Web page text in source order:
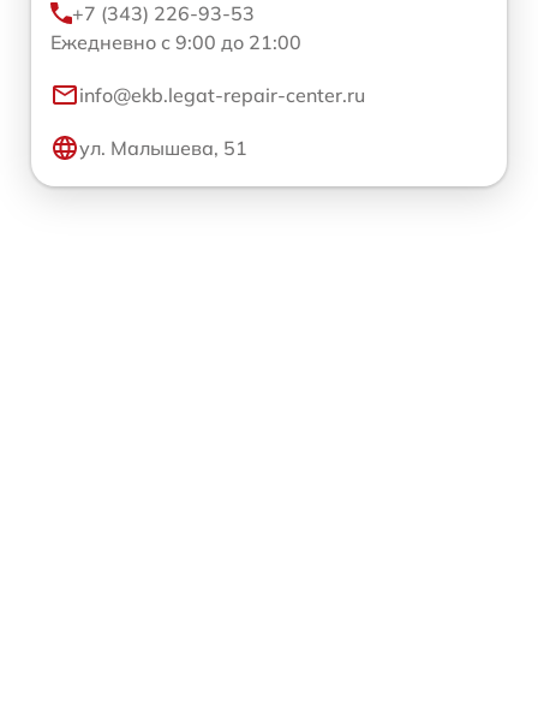
+7 (343) 226-93-53
Ежедневно с 9:00 до 21:00
info@ekb.legat-repair-center.ru
ул. Малышева, 51